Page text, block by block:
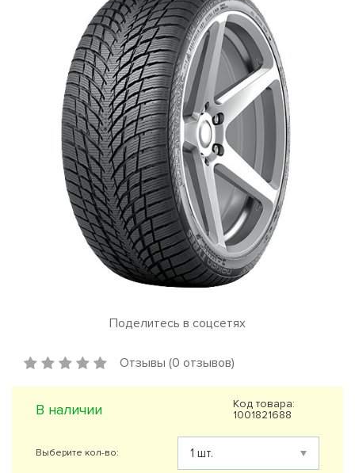
Поделитесь в соцсетях
Отзывы (0 отзывов)
В наличии
Код товара:
1001821688
Выберите кол-во: